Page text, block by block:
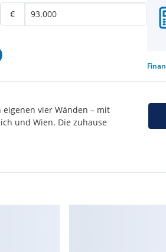
€
vier Wänden – mit
und Wien. Die zuhause